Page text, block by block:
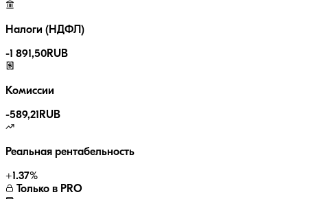
Налоги (НДФЛ)
-1 891,50RUB
Комиссии
-589,21 RUB
Реальная рентабельность
+1.37%
Только в PRO